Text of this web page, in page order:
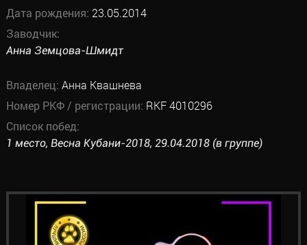
Дата рождения: 23.05.2014
Заводчик:
Анна Земцова-Шмидт
Владелец: Анна Квашнева
Номер РКФ / регистрации: RKF 4010296
Список побед:
1 место, Весна Кубани-2018, 29.04.2018 (в группе)